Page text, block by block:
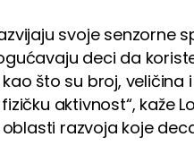
svoje senzorne
deci da
što su broj, veličina
aktivnost“, kaže
razvoja koje